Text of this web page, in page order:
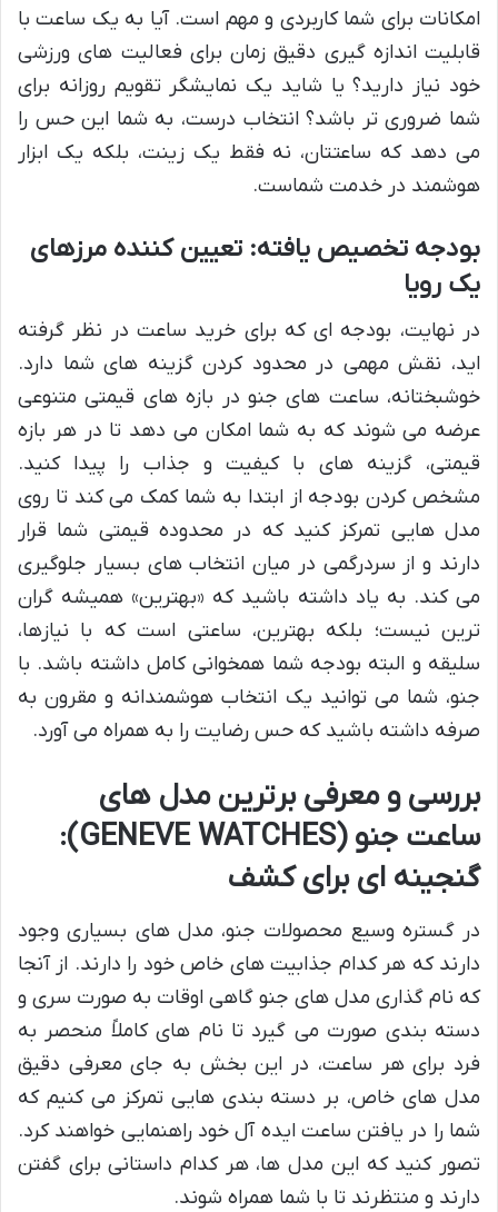
امکانات برای شما کاربردی و مهم است. آیا به یک ساعت با
قابلیت اندازه گیری دقیق زمان برای فعالیت های ورزشی
خود نیاز دارید؟ یا شاید یک نمایشگر تقویم روزانه برای
شما ضروری تر باشد؟ انتخاب درست، به شما این حس را
می دهد که ساعتتان، نه فقط یک زینت، بلکه یک ابزار
هوشمند در خدمت شماست.
بودجه تخصیص یافته: تعیین کننده مرزهای
یک رویا
در نهایت، بودجه ای که برای خرید ساعت در نظر گرفته
اید، نقش مهمی در محدود کردن گزینه های شما دارد.
خوشبختانه، ساعت های جنو در بازه های قیمتی متنوعی
عرضه می شوند که به شما امکان می دهد تا در هر بازه
قیمتی، گزینه های با کیفیت و جذاب را پیدا کنید.
مشخص کردن بودجه از ابتدا به شما کمک می کند تا روی
مدل هایی تمرکز کنید که در محدوده قیمتی شما قرار
دارند و از سردرگمی در میان انتخاب های بسیار جلوگیری
می کند. به یاد داشته باشید که «بهترین» همیشه گران
ترین نیست؛ بلکه بهترین، ساعتی است که با نیازها،
سلیقه و البته بودجه شما همخوانی کامل داشته باشد. با
جنو، شما می توانید یک انتخاب هوشمندانه و مقرون به
صرفه داشته باشید که حس رضایت را به همراه می آورد.
بررسی و معرفی برترین مدل های
ساعت جنو (GENEVE WATCHES):
گنجینه ای برای کشف
در گستره وسیع محصولات جنو، مدل های بسیاری وجود
دارند که هر کدام جذابیت های خاص خود را دارند. از آنجا
که نام گذاری مدل های جنو گاهی اوقات به صورت سری و
دسته بندی صورت می گیرد تا نام های کاملاً منحصر به
فرد برای هر ساعت، در این بخش به جای معرفی دقیق
مدل های خاص، بر دسته بندی هایی تمرکز می کنیم که
شما را در یافتن ساعت ایده آل خود راهنمایی خواهند کرد.
تصور کنید که این مدل ها، هر کدام داستانی برای گفتن
دارند و منتظرند تا با شما همراه شوند.